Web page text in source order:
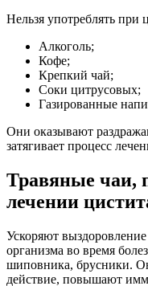
Нельзя употреблять при
Алкоголь;
Кофе;
Крепкий чай;
Соки цитрусовых;
Газированные
Они оказывают
затягивает процесс
Травяные чаи,
лечении
Ускоряют
организма во время
шиповника, брусники.
действие, повышают